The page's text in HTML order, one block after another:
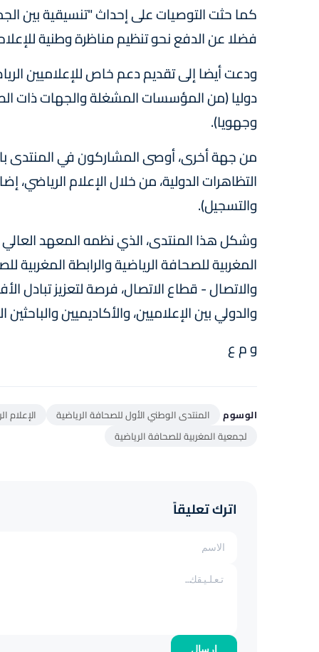
كما حثت التوصيات على إحداث "تنسيقية بين
فضلا عن الدفع نحو تنظيم مناظرة وطنية
ودعت أيضا إلى تقديم دعم خاص للإعلاميين
دوليا (من المؤسسات المشغلة والجهات ذات
وجهويا).
من جهة أخرى، أوصى المشاركون في المنتدى
التظاهرات الدولية، من خلال الإعلام
والتسجيل).
وشكل هذا المنتدى، الذي نظمه المعهد
المغربية للصحافة الرياضية والرابطة المغربية
والاتصال - قطاع الاتصال، فرصة لتعزيز تبادل
والدولي بين الإعلاميين، والأكاديميين
و م ع
الوسوم المنتدى الوطني الأول للصحافة الرياضية
الإعلام
لجمعية المغربية للصحافة الرياضية
اترك تعليقاً
إرسال